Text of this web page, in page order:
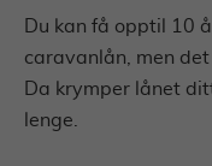
Du kan få opptil 10
caravanlån, men
Da krymper lånet
lenge.